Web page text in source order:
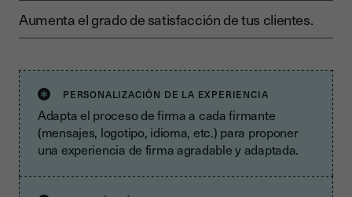
Aumenta el grado de satisfacción de tus clientes.
PERSONALIZACIÓN DE LA EXPERIENCIA
Adapta el proceso de firma a cada firmante
(mensajes, logotipo, idioma, etc.) para proponer
una experiencia de firma agradable y adaptada.